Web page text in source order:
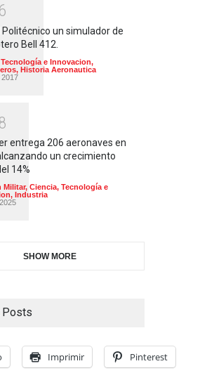
6
Politécnico un simulador de
Bell 412.
e Innovacion,
, Historia Aeronautica
8
entrega 206 aeronaves en
un crecimiento
14%
Militar, Ciencia, Tecnología e
, Industria
SHOW MORE
Posts
Imprimir Pinterest